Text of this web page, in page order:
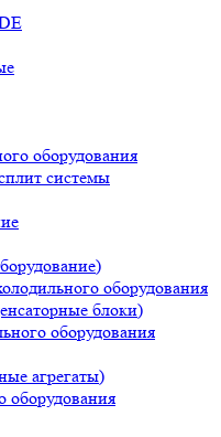
оборудования
системы
оборудования
блоки)
оборудования
агрегаты)
оборудования